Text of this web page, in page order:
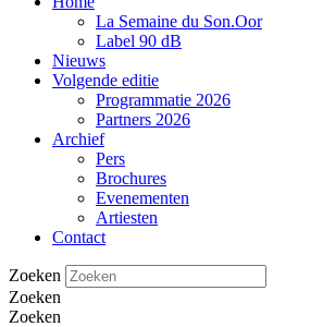
La Semaine du Son.Oor
Label 90 dB
Nieuws
Volgende editie
Programmatie 2026
Partners 2026
Archief
Pers
Brochures
Evenementen
Artiesten
Contact
Zoeken
Zoeken
Zoeken